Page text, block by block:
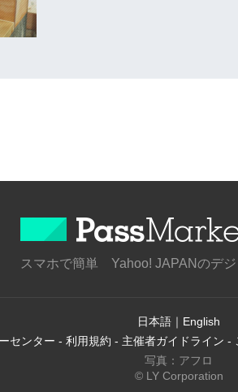
スマホで簡単 Yahoo! JAPANのデジ
日本語 ｜ English
センター - 利用規約 - 主催者ガイドライン -
写真：アフロ
© LY Corporation